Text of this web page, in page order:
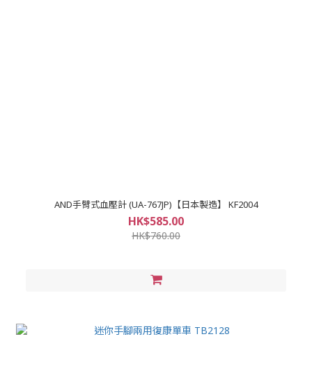
AND手臂式血壓計 (UA-767JP)【日本製造】 KF2004
HK$585.00
HK$760.00